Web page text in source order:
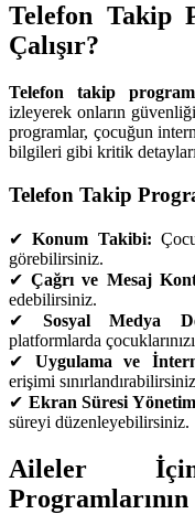
Telefon Takip
Çalışır?
Telefon takip
izleyerek onların
programlar, çocuğun
bilgileri gibi kritik
Telefon Takip
✔Konum Takibi:
görebilirsiniz.
✔Çağrı ve Mesaj
edebilirsiniz.
✔ Sosyal Medya
platformlarda
✔ Uygulama ve
erişimi
✔ Ekran Süresi
süreyi düzenleyebilirsiniz.
Aileler